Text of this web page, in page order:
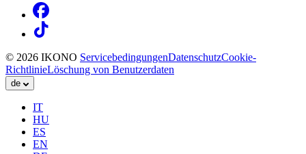
© 2026 IKONO ServicebedingungenDatenschutzCookie-
RichtlinieLöschung von Benutzerdaten
de
IT
HU
ES
EN